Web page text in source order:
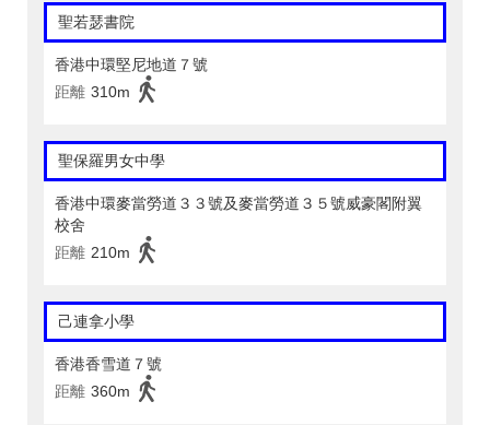
聖若瑟書院
香港中環堅尼地道７號
距離 310m
聖保羅男女中學
香港中環麥當勞道３３號及麥當勞道３５號威豪閣附翼
校舍
距離 210m
己連拿小學
香港香雪道７號
距離 360m